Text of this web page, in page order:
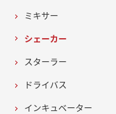
ミキサー
シェーカー
スターラー
ドライバス
インキュベーター